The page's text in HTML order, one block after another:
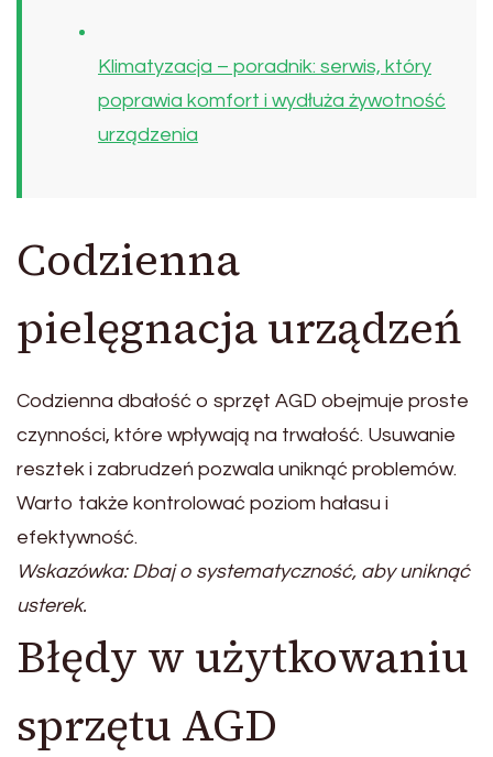
Klimatyzacja – poradnik: serwis, który
poprawia komfort i wydłuża żywotność
urządzenia
Codzienna
pielęgnacja urządzeń
Codzienna dbałość o sprzęt AGD obejmuje proste
czynności, które wpływają na trwałość. Usuwanie
resztek i zabrudzeń pozwala uniknąć problemów.
Warto także kontrolować poziom hałasu i
efektywność.
Wskazówka: Dbaj o systematyczność, aby uniknąć
usterek.
Błędy w użytkowaniu
sprzętu AGD